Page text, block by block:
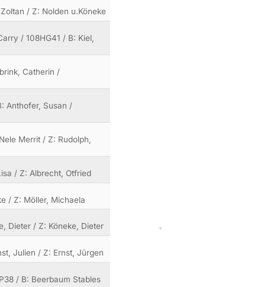
/ Z: Nolden u.Köneke
/ 108HG41 / B: Kiel,
Catherin /
Anthofer, Susan /
Merrit / Z: Rudolph,
/ Z: Albrecht, Otfried
/ Z: Möller, Michaela
Dieter / Z: Köneke, Dieter
Julien / Z: Ernst, Jürgen
/ B: Beerbaum Stables